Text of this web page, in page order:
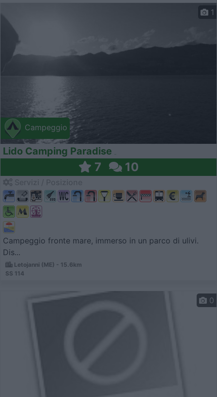
Campeggio
1
Lido Camping Paradise
7 10
Campeggio fronte mare, immerso in un parco di ulivi.
Dis...
Letojanni (ME) - 15.6km
SS 114
0